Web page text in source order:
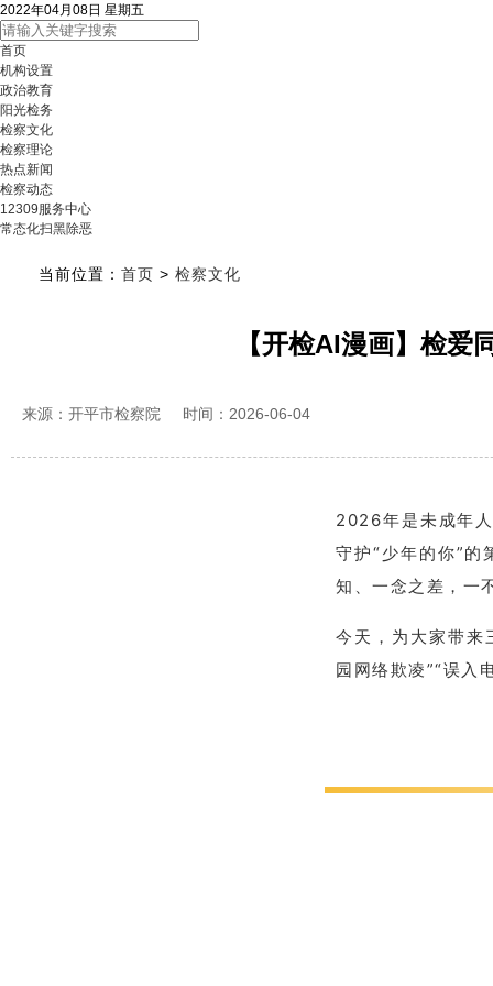
2022年04月08日 星期五
首页
机构设置
政治教育
阳光检务
检察文化
检察理论
热点新闻
检察动态
12309服务中心
常态化扫黑除恶
当前位置： 首页 > 检察文化
【开检AI漫画】检
来源：开平市检察院 时间：2026-06-04
2026年是未成年
守护“少年的你”的
知、一念之差，一
今天，为大家带来
园网络欺凌”“误入